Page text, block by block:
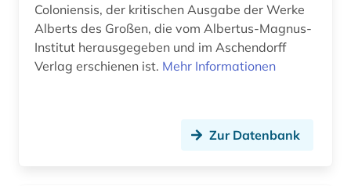
fid lateinamerika (2)
Coloniensis, der kritischen Ausgabe der Werke
Alberts des Großen, die vom Albertus-Magnus-
Institut herausgegeben und im Aschendorff
Verlag erschienen ist. Mehr Informationen
Zur Datenbank